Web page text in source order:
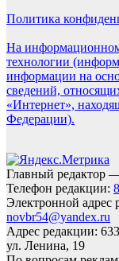
Политика
На информационном
технологии
информации на
сведений,
«Интернет»,
Федерации).
Главный редактор
Телефон редакции:
Электронной адрес
novbr54@yandex.ru
Адрес редакции:
ул. Ленина, 19